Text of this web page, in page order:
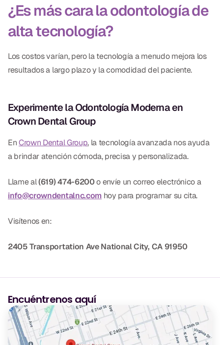
¿Es más cara la odontología de
alta tecnología?
Los costos varían, pero la tecnología a menudo mejora los
resultados a largo plazo y la comodidad del paciente.
Experimente la Odontología Moderna en
Crown Dental Group
EnCrown Dental Group, la tecnología avanzada nos ayuda
a brindar atención cómoda, precisa y personalizada.
Llame al(619) 474-6200o envíe un correo electrónico a
info@crowndentalnc.comhoy para programar su cita.
Visítenos en:
2405 Transportation Ave National City, CA 91950
Encuéntrenos aquí